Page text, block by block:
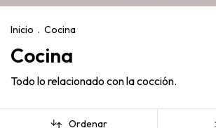
Inicio . Cocina
Cocina
Todo lo relacionado con la cocción.
Ordenar